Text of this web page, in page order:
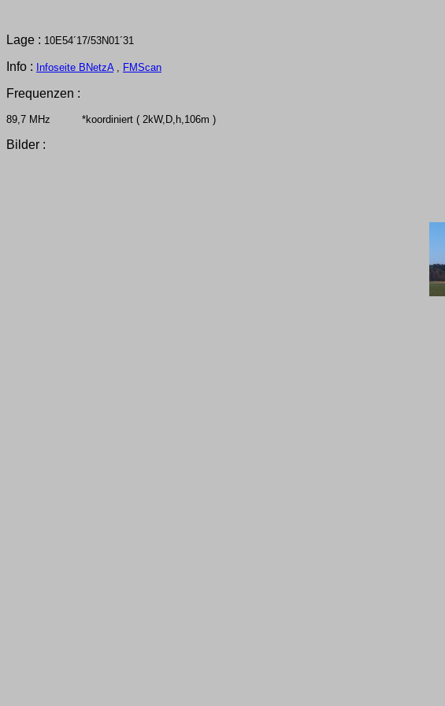
Lage : 10E54´17/53N01´31
Info : Infoseite BNetzA, FMScan
Frequenzen :
89,7 MHz *koordiniert ( 2kW,D,h,106m )
Bilder :